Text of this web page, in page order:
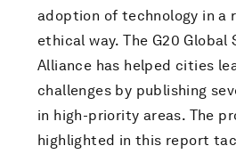
adoption of technology in a
ethical way. The G20 Global
Alliance has helped cities
challenges by publishing
in high-priority areas. The
highlighted in this report